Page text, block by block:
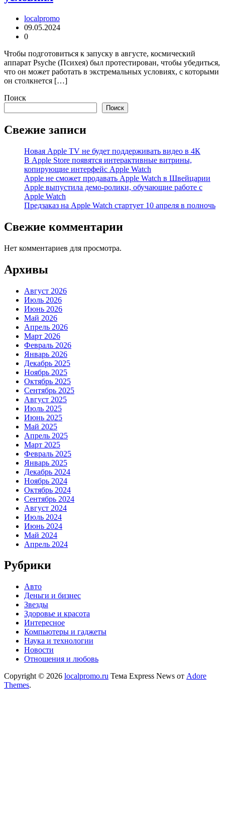
localpromo
09.05.2024
0
Чтобы подготовиться к запуску в августе, космический
аппарат Psyche (Психея) был протестирован, чтобы убедиться,
что он может работать в экстремальных условиях, с которыми
он столкнется […]
Поиск
Поиск
Свежие записи
Новая Apple TV не будет поддерживать видео в 4К
В Apple Store появятся интерактивные витрины,
копирующие интерфейс Apple Watch
Apple не сможет продавать Apple Watch в Швейцарии
Apple выпустила демо-ролики, обучающие работе с
Apple Watch
Предзаказ на Apple Watch стартует 10 апреля в полночь
Свежие комментарии
Нет комментариев для просмотра.
Архивы
Август 2026
Июль 2026
Июнь 2026
Май 2026
Апрель 2026
Март 2026
Февраль 2026
Январь 2026
Декабрь 2025
Ноябрь 2025
Октябрь 2025
Сентябрь 2025
Август 2025
Июль 2025
Июнь 2025
Май 2025
Апрель 2025
Март 2025
Февраль 2025
Январь 2025
Декабрь 2024
Ноябрь 2024
Октябрь 2024
Сентябрь 2024
Август 2024
Июль 2024
Июнь 2024
Май 2024
Апрель 2024
Рубрики
Авто
Деньги и бизнес
Звезды
Здоровье и красота
Интересное
Компьютеры и гаджеты
Наука и технологии
Новости
Отношения и любовь
Copyright © 2026 localpromo.ru Тема Express News от Adore
Themes.